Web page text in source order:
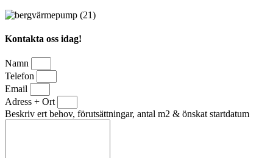
Kontakta oss idag!
Namn
Telefon
Email
Adress + Ort
Beskriv ert behov, förutsättningar, antal m2 & önskat startdatum